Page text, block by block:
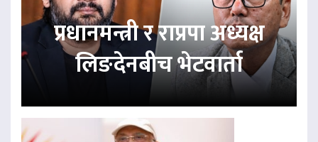
प्रधानमन्त्री र राप्रपा अध्यक्ष
लिङदेनबीच भेटवार्ता